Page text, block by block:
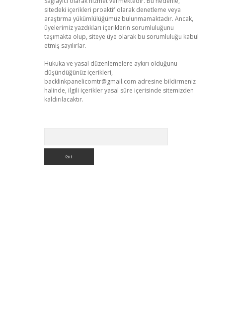
sitedeki içerikleri proaktif olarak denetleme veya
araştırma yükümlülüğümüz bulunmamaktadır. Ancak,
üyelerimiz yazdıkları içeriklerin sorumluluğunu
taşımakta olup, siteye üye olarak bu sorumluluğu kabul
etmiş sayılırlar.
Hukuka ve yasal düzenlemelere aykırı olduğunu
düşündüğünüz içerikleri,
backlinkpanelicomtr@gmail.com adresine bildirmeniz
halinde, ilgili içerikler yasal süre içerisinde sitemizden
kaldırılacaktır.